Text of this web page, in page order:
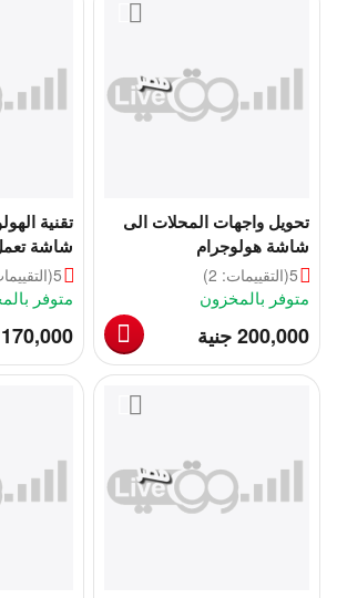
تحويل واجهات المحلات الى
شاشة هولوجرام
5(التقييمات: 2)
متوفر بالمخزون
جنية200,000
تقنية
شاشة
واستشعار
5
متوفر
170,000